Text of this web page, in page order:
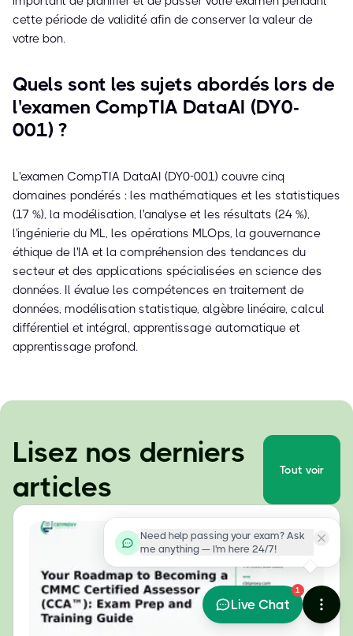
cette période de validité afin de conserver la valeur de
votre bon.
Quels sont les sujets abordés lors de
l'examen CompTIA DataAI (DY0-
001) ?
L'examen CompTIA DataAI (DY0-001) couvre cinq
domaines pondérés : les mathématiques et les statistiques
(17 %), la modélisation, l'analyse et les résultats (24 %),
l'ingénierie du ML, les opérations MLOps, la gouvernance
éthique de l'IA et la compréhension des tendances du
secteur et des applications spécialisées en science des
données. Il évalue les compétences en traitement de
données, modélisation statistique, algèbre linéaire, calcul
différentiel et intégral, apprentissage automatique et
apprentissage profond.
Lisez nos derniers
articles
Tout voir
Need help passing your exam? Ask
me anything — I'm here 24/7!
1
Live Chat